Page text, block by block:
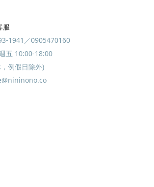
服
1941／0905470160
五 10:00-18:00
例假日除外)